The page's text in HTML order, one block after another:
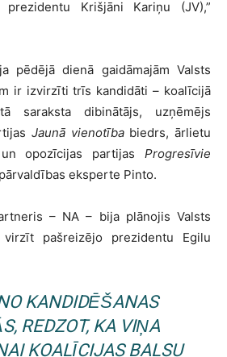
Krišjāni Kariņu (JV),”
pēdējā dienā gaidāmajām Valsts
ir izvirzīti trīs kandidāti – koalīcijā
saraksta dibinātājs, uzņēmējs
Jaunā vienotībabiedrs, ārlietu
opozīcijas partijas Progresīvie
eksperte Pinto.
– NA – bija plānojis Valsts
virzīt pašreizējo prezidentu Egilu
KANDIDĒŠANAS
REDZOT, KA VIŅA
KOALĪCIJAS BALSU